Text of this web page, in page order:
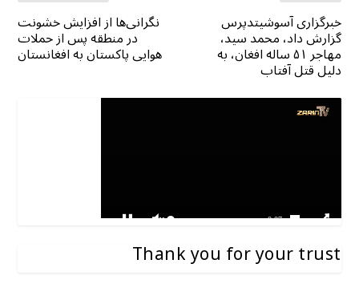
نگرانی‌ها از افزایش خشونت
در منطقه پس از حملات
هوایی پاکستان به افغانستان
خبرگزاری آسوشیتدپرس
گزارش داد، محمد سید،
مهاجر ۵۱ ساله افغان، به
دلیل قتل آفتاب
Thank you for your trust